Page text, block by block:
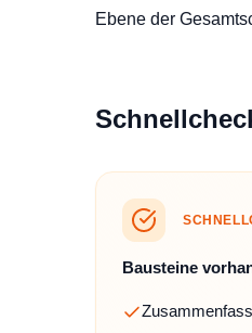
Ebene der
Bausteine